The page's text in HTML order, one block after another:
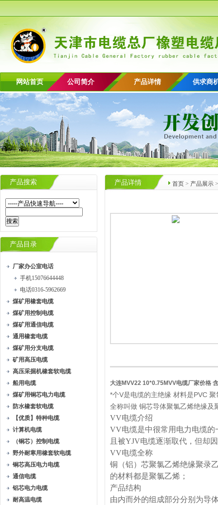
网站首页 公司简介 产品详情 供求商
产品搜索
产品目录
厂家办公室电话
手机15076644448
电话0316-5962669
煤矿用橡套电缆
煤矿用控制电缆
煤矿用通信电缆
通用橡套电缆
煤矿用分支电缆
矿用高压电缆
高压采掘机橡套软电缆
船用电缆
煤矿用铜芯电力电缆
防水橡套软电缆
【优质】特种电缆
计算机电缆
（铜芯）控制电缆
野外耐寒用橡套软电缆
铜芯高压电力电缆
通信电缆
铝芯电力电缆
耐高温电缆
首页 > 产品展示
产品详情
大连MVV22 10*0.75MVV电缆厂家价格
*个V是电缆的主绝缘 材料是PVC
全称叫做 铜芯导体聚氯乙烯绝缘及
VV电缆介绍
VV电缆是中很常用电力电缆
且被YJV电缆逐渐取代，但却
VV电缆全称
铜（铝）芯聚氯乙烯绝缘聚录
的材料都是聚氯乙烯；
产品结构
由内而外的组成部分分别为导